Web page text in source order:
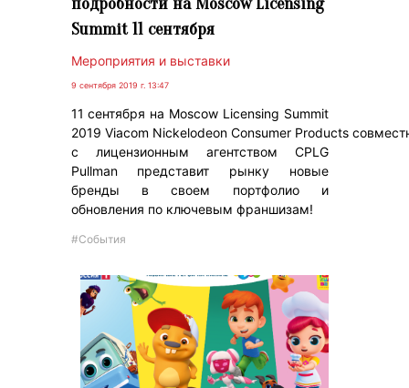
Summit 11 сентября
Мероприятия и выставки
9 сентября 2019 г. 13:47
11 сентября на Moscow Licensing Summit
2019 Viacom Nickelodeon Consumer Products
с лицензионным агентством CPLG
Pullman представит рынку новые
бренды в своем портфолио и
обновления по ключевым франшизам!
#События